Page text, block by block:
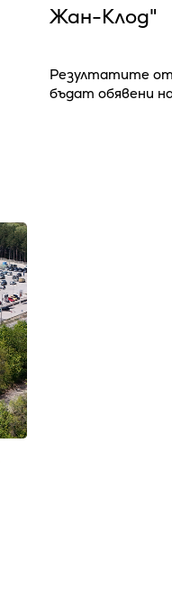
Жан-Клод"
Резултатите
бъдат обявени